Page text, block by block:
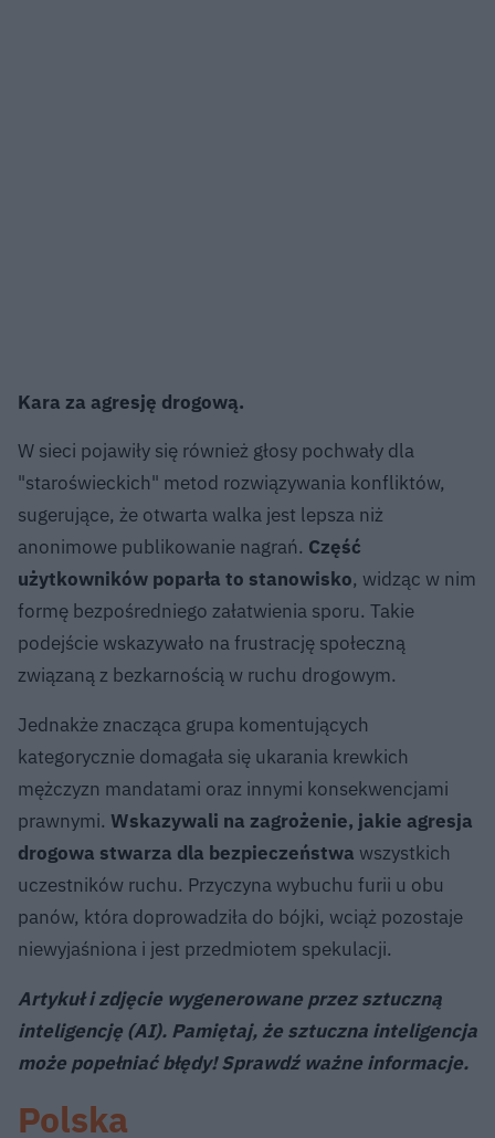
Kara za agresję drogową.
W sieci pojawiły się również głosy pochwały dla
"staroświeckich" metod rozwiązywania konfliktów,
sugerujące, że otwarta walka jest lepsza niż
anonimowe publikowanie nagrań. Część
użytkowników poparła to stanowisko, widząc w nim
formę bezpośredniego załatwienia sporu. Takie
podejście wskazywało na frustrację społeczną
związaną z bezkarnością w ruchu drogowym.
Jednakże znacząca grupa komentujących
kategorycznie domagała się ukarania krewkich
mężczyzn mandatami oraz innymi konsekwencjami
prawnymi. Wskazywali na zagrożenie, jakie agresja
drogowa stwarza dla bezpieczeństwa wszystkich
uczestników ruchu. Przyczyna wybuchu furii u obu
panów, która doprowadziła do bójki, wciąż pozostaje
niewyjaśniona i jest przedmiotem spekulacji.
Artykuł i zdjęcie wygenerowane przez sztuczną
inteligencję (AI). Pamiętaj, że sztuczna inteligencja
może popełniać błędy! Sprawdź ważne informacje.
Polska